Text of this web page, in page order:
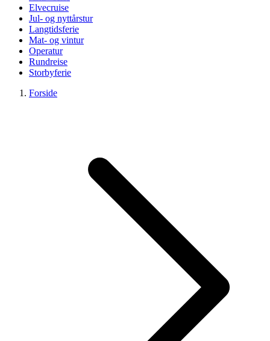
Elvecruise
Jul- og nyttårstur
Langtidsferie
Mat- og vintur
Operatur
Rundreise
Storbyferie
Forside